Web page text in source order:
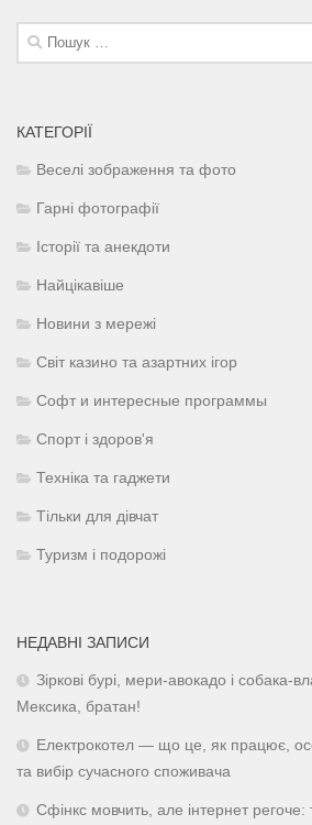
Пошук:
КАТЕГОРІЇ
Веселі зображення та фото
Гарні фотографії
Історії та анекдоти
Найцікавіше
Новини з мережі
Світ казино та азартних ігор
Софт и интересные программы
Спорт і здоров'я
Техніка та гаджети
Тільки для дівчат
Туризм і подорожі
НЕДАВНІ ЗАПИСИ
Зіркові бурі, мери-авокадо і собака-
Мексика, братан!
Електрокотел — що це, як працює,
та вибір сучасного споживача
Сфінкс мовчить, але інтернет